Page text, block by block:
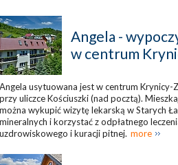
Angela -
w centrum
Angela usytuowana jest w centrum Krynicy-
przy uliczce Kościuszki (nad pocztą).
można wykupić wizytę lekarską w Starych
mineralnych i korzystać z odpłatnego
uzdrowiskowego i kuracji pitnej. more